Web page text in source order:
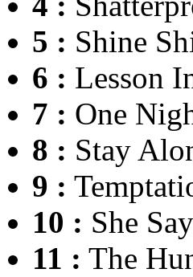
5 : Shine
6 : Lesson
7 : One
8 : Stay
9 :
10 : She
11 : The